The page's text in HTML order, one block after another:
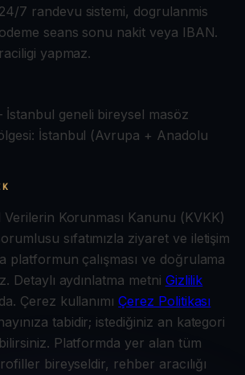
7 randevu sistemi, dogrulanmis
seans sonu nakit veya IBAN.
yapmaz.
geneli bireysel masöz
İstanbul (Avrupa + Anadolu
Verilerin Korunması Kanunu (KVKK)
sıfatımızla ziyaret ve iletişim
platformun çalışması ve doğrulama
Detaylı aydınlatma metni Gizlilik
Çerez kullanımı Çerez Politikası
tabidir; istediğiniz an kategori
Platformda yer alan tüm
bireyseldir, rehber aracılığı